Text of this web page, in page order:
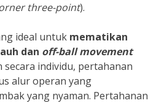
three-point).
ideal untuk mematikan
dan off-ball movement
secara individu, pertahanan
alur operan yang
yang nyaman. Pertahanan